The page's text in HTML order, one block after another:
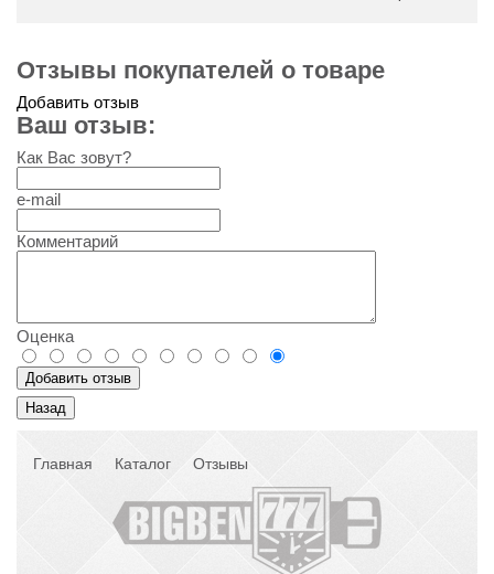
Отзывы покупателей о товаре
Добавить отзыв
Ваш отзыв:
Как Вас зовут?
e-mail
Комментарий
Оценка
Главная Каталог Отзывы